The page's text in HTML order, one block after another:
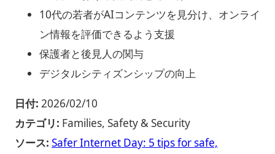
10代の若者がAIコンテンツを見分け、オンライ
ン情報を評価できるよう支援
保護者と後見人の関与
デジタルシティズンシップの向上
日付: 2026/02/10
カテゴリ: Families, Safety & Security
ソース: Safer Internet Day: 5 tips for safe,